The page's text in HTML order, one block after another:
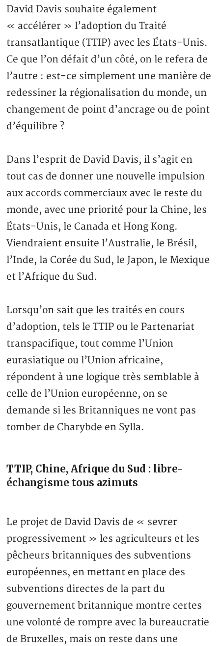
David Davis souhaite également
« accélérer » l’adoption du Traité
transatlantique (TTIP) avec les États-Unis.
Ce que l’on défait d’un côté, on le refera de
l’autre : est-ce simplement une manière de
redessiner la régionalisation du monde, un
changement de point d’ancrage ou de point
d’équilibre ?
Dans l’esprit de David Davis, il s’agit en
tout cas de donner une nouvelle impulsion
aux accords commerciaux avec le reste du
monde, avec une priorité pour la Chine, les
États-Unis, le Canada et Hong Kong.
Viendraient ensuite l’Australie, le Brésil,
l’Inde, la Corée du Sud, le Japon, le Mexique
et l’Afrique du Sud.
Lorsqu’on sait que les traités en cours
d’adoption, tels le TTIP ou le Partenariat
transpacifique, tout comme l’Union
eurasiatique ou l’Union africaine,
répondent à une logique très semblable à
celle de l’Union européenne, on se
demande si les Britanniques ne vont pas
tomber de Charybde en Sylla.
TTIP, Chine, Afrique du Sud : libre-
échangisme tous azimuts
Le projet de David Davis de « sevrer
progressivement » les agriculteurs et les
pêcheurs britanniques des subventions
européennes, en mettant en place des
subventions directes de la part du
gouvernement britannique montre certes
une volonté de rompre avec la bureaucratie
de Bruxelles, mais on reste dans une